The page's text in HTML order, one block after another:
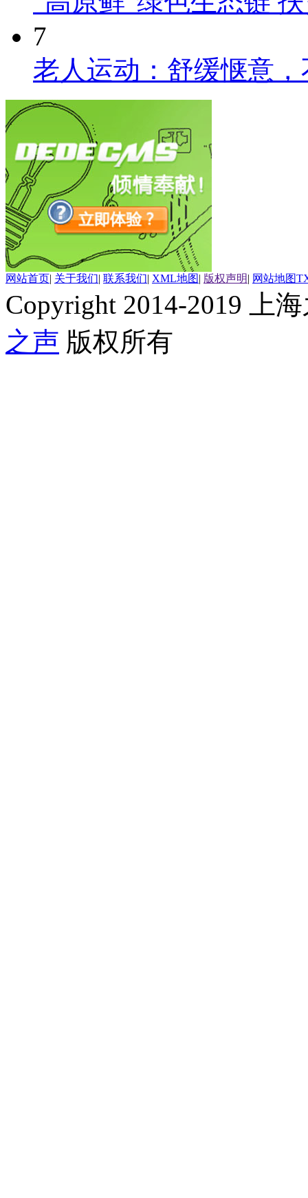
7
老人运动：舒缓惬意
网站首页| 关于我们| 联系我们| XML地图| 版权声明| 网站地图
Copyright 2014-2019 上
之声 版权所有